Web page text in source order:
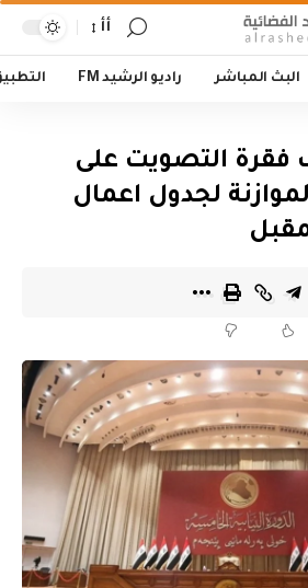
أأ
البث المباشر راديو الرشيد FM
فقرة التصويت على
لجدول اعمال